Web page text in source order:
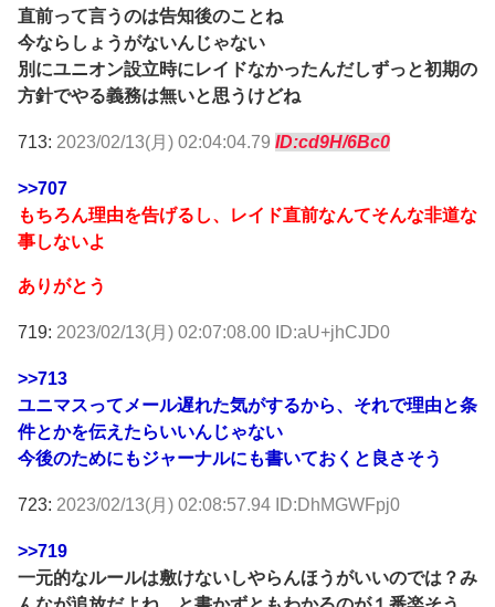
直前って言うのは告知後のことね
今ならしょうがないんじゃない
別にユニオン設立時にレイドなかったんだしずっと初期の
方針でやる義務は無いと思うけどね
713: 2023/02/13(月) 02:04:04.79 ID:cd9H/6Bc0
>>707
もちろん理由を告げるし、レイド直前なんてそんな非道な
事しないよ
ありがとう
719: 2023/02/13(月) 02:07:08.00 ID:aU+jhCJD0
>>713
ユニマスってメール遅れた気がするから、それで理由と条
件とかを伝えたらいいんじゃない
今後のためにもジャーナルにも書いておくと良さそう
723: 2023/02/13(月) 02:08:57.94 ID:DhMGWFpj0
>>719
一元的なルールは敷けないしやらんほうがいいのでは？み